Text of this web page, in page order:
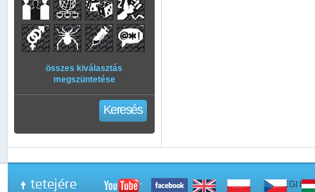
összes kiválasztás
megszüntetése
Keresés
tetejére A PEGI